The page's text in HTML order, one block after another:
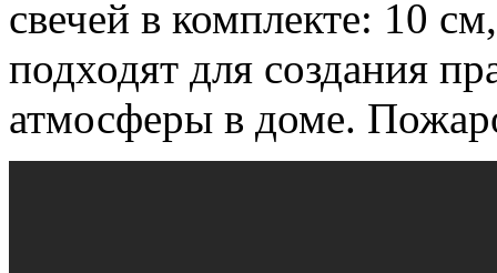
свечей в комплекте: 10
подходят для создания
атмосферы в доме.